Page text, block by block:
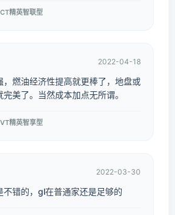
精英智联型
2022-04-18
，燃油经济性提高就更棒了，地盘或
美了。当然成本加点无所谓。
精英智享型
2022-03-30
不错的，gl在普通家还是足够的